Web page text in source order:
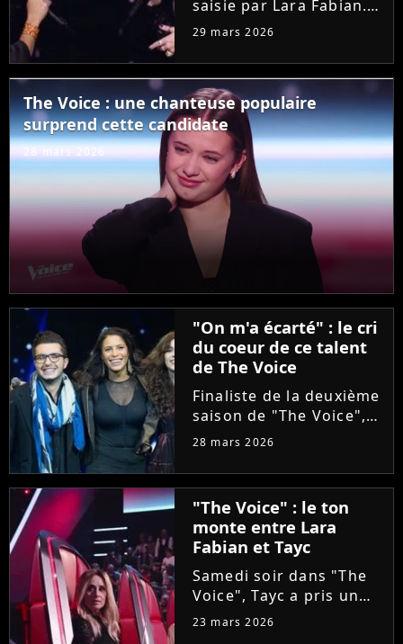
saisie par Lara Fabian.
Hier soir dans "The
Joanna, ancienne demi-
finaliste de la "Star
Academy", a bouleversé
la coach. Elle n'a pas
résisté...
29 mars 2026
The Voice : une chanteuse populaire
surprend cette candidate
28 mars 2026
"On m'a écarté" : le cri
du coeur de ce talent
de The Voice
Finaliste de la deuxième
saison de "The Voice",
Olympe se livre à coeur
le chanteur révèle que
sa carrière a été
sabotée par une
personne malveillante
qui a...
28 mars 2026
"The Voice" : le ton
monte entre Lara
Fabian et Tayc
Samedi soir dans "The
Voice", Tayc a pris un
malin plaisir à bloquer
23 mars 2026